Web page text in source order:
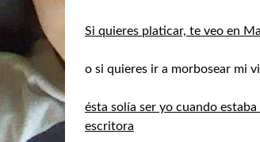
Si quieres platicar, te veo en
o si quieres ir a morbosear mi
ésta solía ser yo cuando
escritora